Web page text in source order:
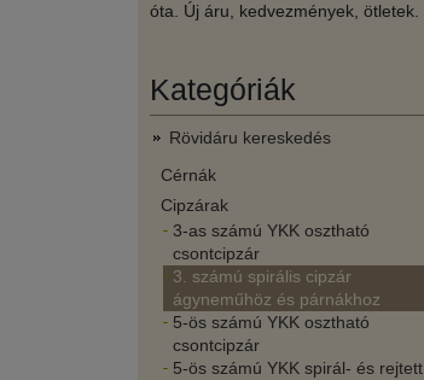
óta. Új áru, kedvezmények, ötletek.
Kategóriák
Rövidáru kereskedés
Cérnák
Cipzárak
3-as számú YKK osztható
csontcipzár
3. számú spirális cipzár
ágyneműhöz és párnákhoz
5-ös számú YKK osztható
csontcipzár
5-ös számú YKK spirál- és rejtett